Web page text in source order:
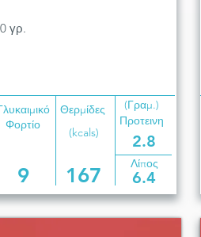
γρ.
Φορτίο
Θερμίδες
(kcals)
Προτεινη
2.8
(Γραμ.)
9 167 Λίπος
6.4